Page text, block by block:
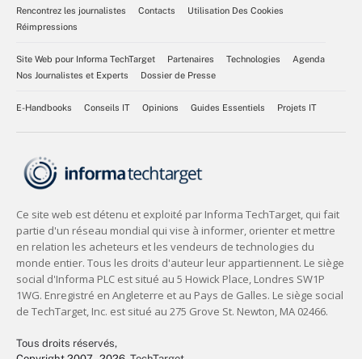
Rencontrez les journalistes
Contacts
Utilisation Des Cookies
Réimpressions
Site Web pour Informa TechTarget Partenaires Technologies
Agenda
Nos Journalistes et Experts
Dossier de Presse
E-Handbooks Conseils IT Opinions Guides Essentiels Projets IT
Tous droits réservés,